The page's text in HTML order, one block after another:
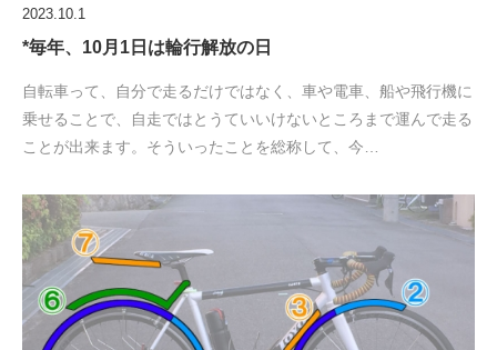
2023.10.1
*毎年、10月1日は輪行解放の日
自転車って、自分で走るだけではなく、車や電車、船や飛行機に
乗せることで、自走ではとうていいけないところまで運んで走る
ことが出来ます。そういったことを総称して、今…